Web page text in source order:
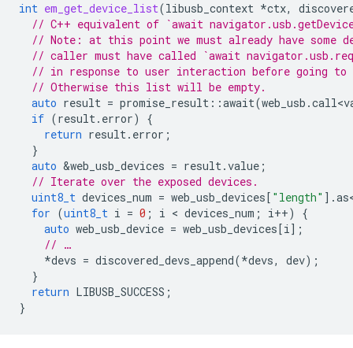
int em_get_device_list(libusb_context *ctx,
// C++ equivalent of `await
// Note: at this point we must already have some
// caller must have called `await
// in response to user interaction before going to
// Otherwise this list will be empty.
auto result = promise_result ::await(web_usb .
if (result. error)
{
return result. error ;
}
auto &web_usb_devices = result.value ;
// Iterate over the exposed devices.
uint8_t devices_num = web_usb_devices [ "length" ].
for (uint8_t i = 0 ; i < devices_num ; i++)
{
auto web_usb_device = web_usb_devices [i];
// …
*devs = discovered_devs_append(*devs, dev);
}
return LIBUSB_SUCCESS ;
}